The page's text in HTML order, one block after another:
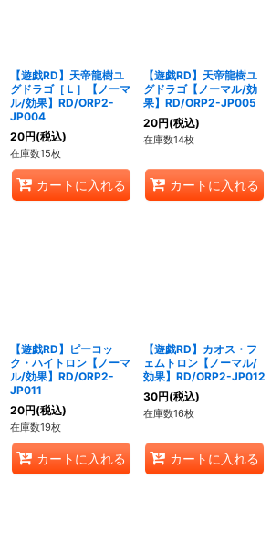
【遊戯RD】天帝龍樹ユ
グドラゴ［Ｌ］【ノーマ
ル/効果】RD/ORP2-
JP004
20円(税込)
在庫数15枚
カートに入れる
【遊戯RD】天帝龍樹ユ
グドラゴ【ノーマル/効
果】RD/ORP2-JP005
20円(税込)
在庫数14枚
カートに入れる
【遊戯RD】ピーコッ
ク・ハイトロン【ノーマ
ル/効果】RD/ORP2-
JP011
20円(税込)
在庫数19枚
カートに入れる
【遊戯RD】カオス・フ
ェムトロン【ノーマル/
効果】RD/ORP2-JP012
30円(税込)
在庫数16枚
カートに入れる